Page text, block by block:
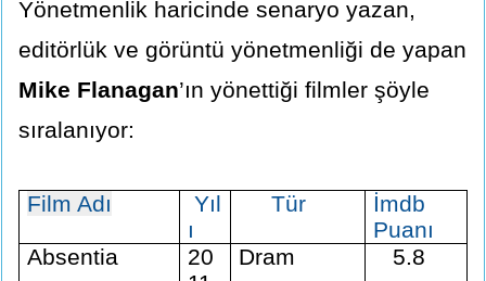
Yönetmenlik haricinde senaryo yazan,
editörlük ve görüntü yönetmenliği de yapan
Mike Flanagan’ın yönettiği filmler şöyle
sıralanıyor:
Film Adı
Yıl
ı
Tür
İmdb
Puanı
Absentia
20
Dram 5.8